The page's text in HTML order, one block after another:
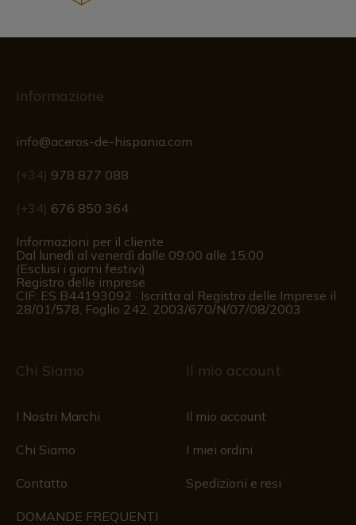
Informazione
info@aceros-de-hispania.com
(+34) 978 877 088
(+34) 676 850 364
Informazioni per il cliente
Dal lunedì al venerdì dalle 09:00 alle 15:00
(Esclusi i giorni festivi)
Registro delle imprese
CIF: ES B44193092 · Iscritta al Registro delle Imprese il
28/01/578, Foglio 242, 2003/670/N/07/08/2003
Chi Siamo
I Nostri Marchi
Chi Siamo
Contatto
DOMANDE FREQUENTI
Il mio account
Il mio account
I miei ordini
Spedizioni e resi